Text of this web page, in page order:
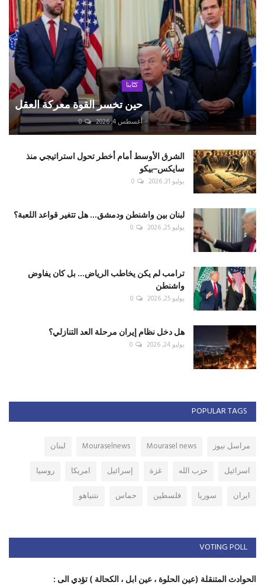
كتّابنا
حين تخسر القوة معركة العقل
أغسطس 4, 2026 0
الشرق الأوسط أمام أخطر تحول استراتيجي منذ
سايكس–بيكو
يوليو 31, 2026 0
لبنان بين واشنطن ودمشق... هل تتغير قواعد اللعبة؟
يوليو 25, 2026 0
ترامب لم يكن يخاطب الرياض... بل كان يفاوض
واشنطن
يوليو 25, 2026 0
هل دخل نظام إيران مرحلة العد التنازلي؟
يوليو 24, 2026 0
POPULAR TAGS
مراسل نيوز Mourasel news
Mouraselnews
لبنان
اسرائيل
حزب الله غزة إسرائيل امريكا
روسيا
ايران
سوريا فلسطين حماس نتنياهو
VOTING POLL
الحوادث المتنقلة (عين الحلوة ، عين ابل ، الكحالة ) تؤدي الى :